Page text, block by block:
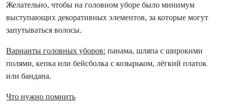
Желательно, чтобы на головном уборе было минимум
выступающих декоративных элементов, за которые могут
запутываться волосы.
Варианты головных уборов: панама, шляпа с широкими
полями, кепка или бейсболка с козырьком, лёгкий платок
или бандана.
Что нужно помнить